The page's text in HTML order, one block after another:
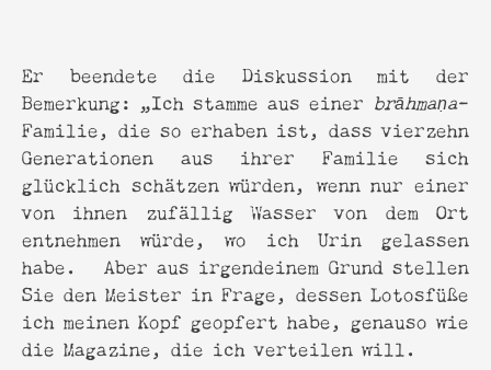
Er beendete die Diskussion mit der
Bemerkung: „Ich stamme aus einer brāhmaṇa-
Familie, die so erhaben ist, dass vierzehn
Generationen aus ihrer Familie sich
glücklich schätzen würden, wenn nur einer
von ihnen zufällig Wasser von dem Ort
entnehmen würde, wo ich Urin gelassen
habe. Aber aus irgendeinem Grund stellen
Sie den Meister in Frage, dessen Lotosfüße
ich meinen Kopf geopfert habe, genauso wie
die Magazine, die ich verteilen will.